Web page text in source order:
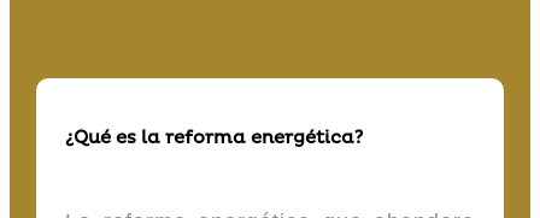
¿Qué es la reforma energética?